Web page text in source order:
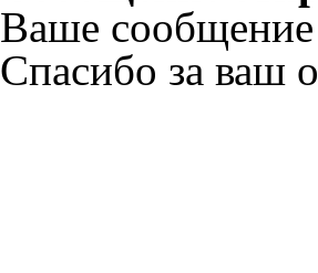
Ваше
Спасибо за ваш